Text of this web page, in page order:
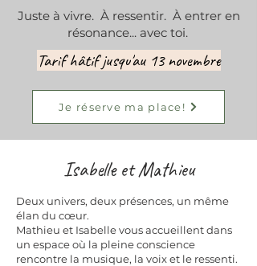
Juste à vivre. À ressentir. À entrer en
résonance... avec toi. ​
Tarif hâtif jusqu'au 13 novembre
Je réserve ma place!
Isabelle et Mathieu
Deux univers, deux présences, un même
élan du cœur.
Mathieu et Isabelle vous accueillent dans
un espace où la pleine conscience
rencontre la musique, la voix et le ressenti.